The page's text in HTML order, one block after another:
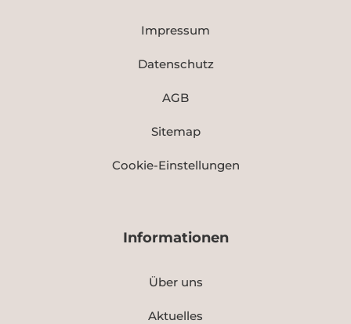
Informationen
Über uns
Aktuelles
Impressum
Datenschutz
AGB
Sitemap
Cookie-Einstellungen